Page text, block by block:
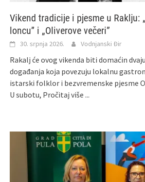
Vikend tradicije i pjesme u Raklju:
loncu” i „Oliverove večeri”
30. srpnja 2026. Vodnjanski Đir
Rakalj će ovog vikenda biti domaćin
događanja koja povezuju lokalnu
istarski folklor i bezvremenske pjesme
U subotu, Pročitaj više ...